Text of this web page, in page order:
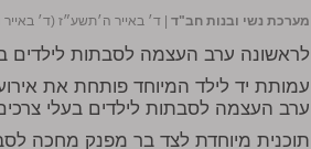
מערכת נשי ובנות חב"ד | ד׳ באייר ה׳תשע״ז (ד׳ באייר
לראשונה ערב העצמה לסבתות לילדים
עמותת יד לילד המיוחד פותחת את
ערב העצמה לסבתות לילדים בעלי
תוכנית מיוחדת לצד בר מפנק מחכה